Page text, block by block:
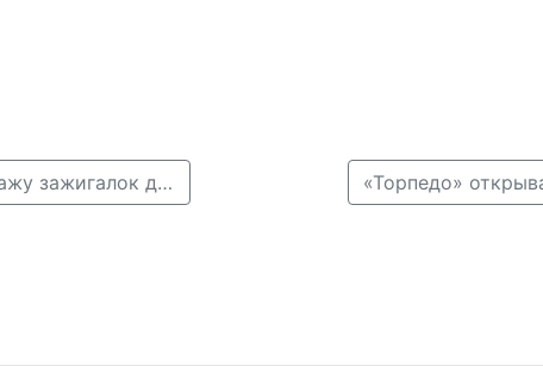
← В Нижнем Новгороде с 1 сентября запретят продажу зажигалок детям